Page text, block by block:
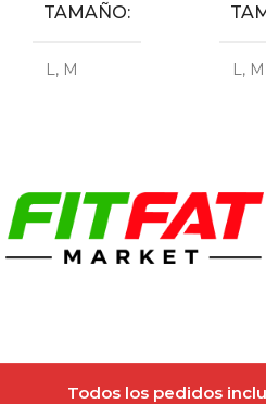
Todos los pedidos
TAMAÑO
L, M L, M